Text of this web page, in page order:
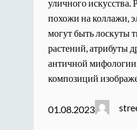
уличного искусства.
похожи на коллажи,
могут быть лоскуты
растений, атрибуты
античной
композиций
01.08.2023